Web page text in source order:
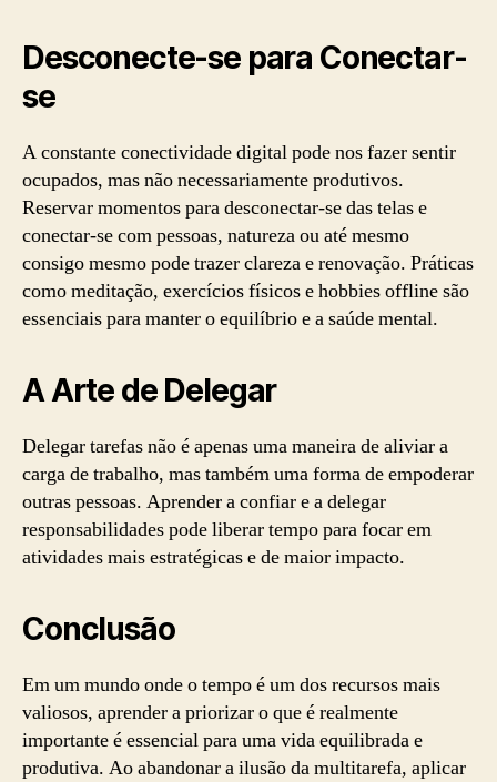
Desconecte-se para Conectar-
se
A constante conectividade digital pode nos fazer sentir
ocupados, mas não necessariamente produtivos.
Reservar momentos para desconectar-se das telas e
conectar-se com pessoas, natureza ou até mesmo
consigo mesmo pode trazer clareza e renovação. Práticas
como meditação, exercícios físicos e hobbies offline são
essenciais para manter o equilíbrio e a saúde mental.
A Arte de Delegar
Delegar tarefas não é apenas uma maneira de aliviar a
carga de trabalho, mas também uma forma de empoderar
outras pessoas. Aprender a confiar e a delegar
responsabilidades pode liberar tempo para focar em
atividades mais estratégicas e de maior impacto.
Conclusão
Em um mundo onde o tempo é um dos recursos mais
valiosos, aprender a priorizar o que é realmente
importante é essencial para uma vida equilibrada e
produtiva. Ao abandonar a ilusão da multitarefa, aplicar